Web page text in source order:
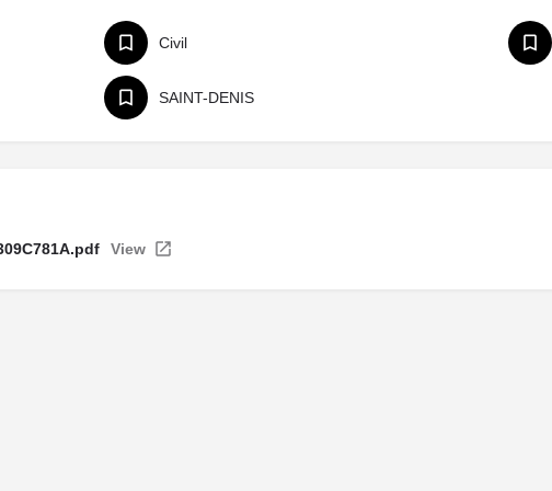
Civil
SAINT-DENIS
View